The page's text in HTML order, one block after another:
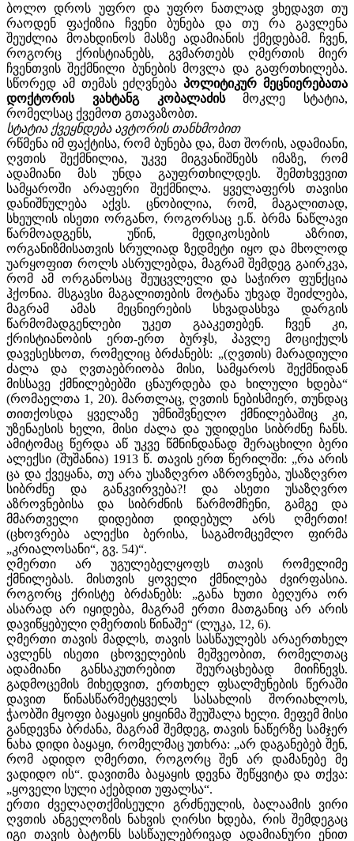
ბოლო დროს უფრო და უფრო ნათლად ვხედავთ თუ
რაოდენ ფაქიზია ჩვენი ბუნება და თუ რა გავლენა
შეუძლია მოახდინოს მასზე ადამიანის ქმედებამ. ჩვენ,
როგორც ქრისტიანებს, გვმართებს ღმერთის მიერ
ჩვენთვის შექმნილი ბუნების მოვლა და გაფრთხილება.
სწორედ ამ თემას ეძღვნებაპოლიტიკურ მეცნიერებათა
დოქტორის ვახტანგ კობალაძისმოკლე სტატია,
რომელსაც ქვემოთ გთავაზობთ.
სტატია ქვეყნდება ავტორის თანხმობით
რწმენა იმ ფაქტისა, რომ ბუნება და, მათ შორის, ადამიანი,
ღვთის შექმნილია, უკვე მიგვანიშნებს იმაზე, რომ
ადამიანი მას უნდა გაუფრთხილდეს. შემთხვევით
სამყაროში არაფერი შექმნილა. ყველაფერს თავისი
დანიშნულება აქვს. ცნობილია, რომ, მაგალითად,
სხეულის ისეთი ორგანო, როგორსაც ე.წ. ბრმა ნაწლავი
წარმოადგენს, უწინ, მედიკოსების აზრით,
ორგანიზმისათვის სრულიად ზედმეტი იყო და მხოლოდ
უარყოფით როლს ასრულებდა, მაგრამ შემდეგ გაირკვა,
რომ ამ ორგანოსაც შეუცვლელი და საჭირო ფუნქცია
ჰქონია. მსგავსი მაგალითების მოტანა უხვად შეიძლება,
მაგრამ ამას მეცნიერების სხვადასხვა დარგის
წარმომადგენლები უკეთ გააკეთებენ. ჩვენ კი,
ქრისტიანობის ერთ-ერთ ბურჯს, პავლე მოციქულს
დავესესხოთ, რომელიც ბრძანებს: „(ღვთის) მარადიული
ძალა და ღვთაებრიობა მისი, სამყაროს შექმნიდან
მისსავე ქმნილებებში ცნაურდება და ხილული ხდება“
(რომაელთა 1, 20). მართლაც, ღვთის ნებისმიერ, თუნდაც
თითქოსდა ყველაზე უმნიშვნელო ქმნილებაშიც კი,
უზენაესის ხელი, მისი ძალა და უდიდესი სიბრძნე ჩანს.
ამიტომაც წერდა აწ უკვე წმნინდანად შერაცხილი ბერი
ალექსი (შუშანია) 1913 წ. თავის ერთ წერილში: „რა არის
ცა და ქვეყანა, თუ არა უსაზღვრო აზროვნება, უსაზღვრო
სიბრძნე და განკვირვება?! და ასეთი უსაზღვრო
აზროვნებისა და სიბრძნის წარმომჩენი, გამგე და
მმართველი დიდებით დიდებულ არს ღმერთი!
(ცხოვრება ალექსი ბერისა, საგამომცემლო ფირმა
„კრიალოსანი“, გვ. 54)“.
ღმერთი არ უგულებელყოფს თავის რომელიმე
ქმნილებას. მისთვის ყოველი ქმნილება ძვირფასია.
როგორც ქრისტე ბრძანებს: „განა ხუთი ბეღურა ორ
ასარად არ იყიდება, მაგრამ ერთი მათგანიც არ არის
დავიწყებული ღმერთის წინაშე“ (ლუკა, 12, 6).
ღმერთი თავის მადლს, თავის სასწაულებს არაერთხელ
ავლენს ისეთი ცხოველების მეშვეობით, რომელთაც
ადამიანი განსაკუთრებით შეურაცხებად მიიჩნევს.
გადმოცემის მიხედვით, ერთხელ ფსალმუნების წერაში
დავით წინასწარმეტყველს სასახლის შორიახლოს,
ჭაობში მყოფი ბაყაყის ყიყინმა შეუშალა ხელი. მეფემ მისი
განდევნა ბრძანა, მაგრამ შემდეგ, თავის ნაწერზე სამჯერ
ნახა დიდი ბაყაყი, რომელმაც უთხრა: „არ დაგანებებ შენ,
რომ ადიდო ღმერთი, როგორც შენ არ დამანებე მე
ვადიდო ის“. დავითმა ბაყაყის დევნა შეწყვიტა და თქვა:
„ყოველი სული აქებდით უფალსა“.
ერთი ძველაღთქმისეული გრძნეულის, ბალაამის ვირი
ღვთის ანგელოზის ნახვის ღირსი ხდება, რის შემდეგაც
იგი თავის ბატონს სასწაულებრივად ადამიანური ენით